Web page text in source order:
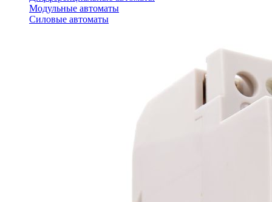
Модульные автоматы
Силовые автоматы